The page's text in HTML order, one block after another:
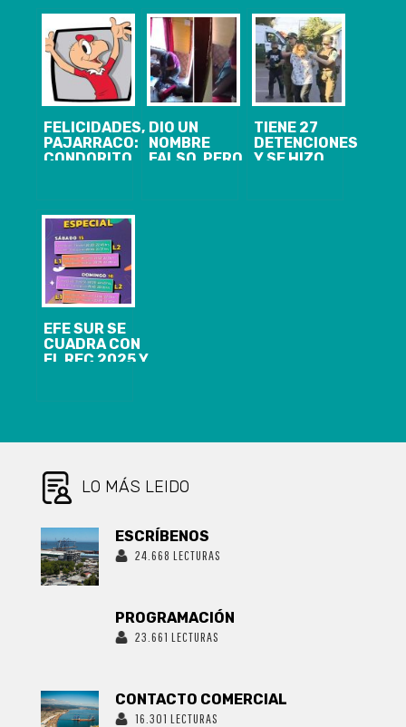
FELICIDADES,
PAJARRACO:
CONDORITO
ALGUNAS
CURIOSIDADES
DE SU
HISTORIA
DIO UN
NOMBRE
FALSO, PERO
TIENE 27
DETENCIONES
Y SE HIZO
EFE SUR SE
CUADRA CON
EL REC 2025 Y
LO MÁS LEIDO
ESCRÍBENOS
24.668 LECTURAS
PROGRAMACIÓN
23.661 LECTURAS
CONTACTO COMERCIAL
16.301 LECTURAS